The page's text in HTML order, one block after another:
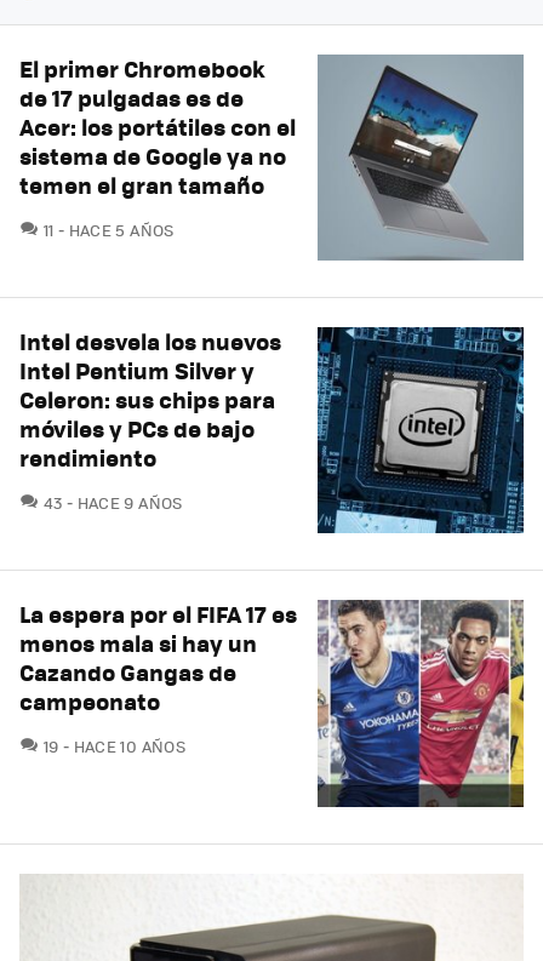
El primer Chromebook
de 17 pulgadas es de
Acer: los portátiles con el
sistema de Google ya no
temen el gran tamaño
11 COMENTARIOS
HACE 5 AÑOS
Intel desvela los nuevos
Intel Pentium Silver y
Celeron: sus chips para
móviles y PCs de bajo
rendimiento
43 COMENTARIOS
HACE 9 AÑOS
La espera por el FIFA 17 es
menos mala si hay un
Cazando Gangas de
campeonato
19 COMENTARIOS
HACE 10 AÑOS